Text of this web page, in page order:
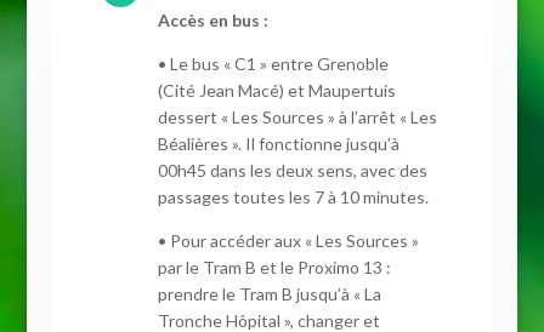
Accès en bus :
• Le bus « C1 » entre Grenoble
(Cité Jean Macé) et Maupertuis
dessert « Les Sources » à l’arrêt « Les
Béalières ». Il fonctionne jusqu’à
00h45 dans les deux sens, avec des
passages toutes les 7 à 10 minutes.
• Pour accéder aux « Les Sources »
par le Tram B et le Proximo 13 :
prendre le Tram B jusqu’à « La
Tronche Hôpital », changer et